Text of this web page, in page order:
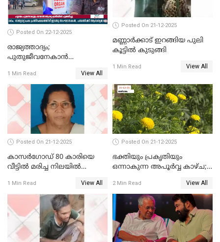
Posted On 22-12-2025
രാജ്യത്താദ്യം;
പുതുജീവനേകാൻ
എറണാകുളം സർക്കാർ
ജനറൽ
ആശുപത്രിയിലെത്തിച്ചു
1 Min Read View All
Posted On 21-12-2025
മണ്ണാർക്കാട് ഇറങ്ങിയ പുലി
കൂട്ടിൽ കുടുങ്ങി
1 Min Read View All
Posted On 21-12-2025
കാസർഗോഡ് 80 കാരിയെ
വീട്ടിൽ മരിച്ച നിലയിൽ
1 Min Read View All
Posted On 21-12-2025
ഭക്തിയും പ്രകൃതിയും
ഒന്നാകുന്ന അപൂര്‍വ്വ കാഴ്ച;
കാഴ്ചാനുഭവമൊരുക്കി
ശബരീ നന്ദനം
2 Min Read View All